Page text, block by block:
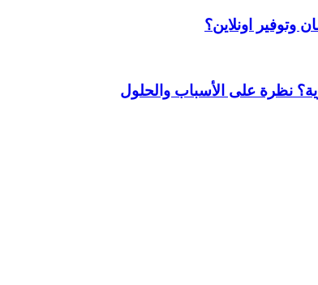
وتوفير اونلاين؟
نظرة على الأسباب والحلول